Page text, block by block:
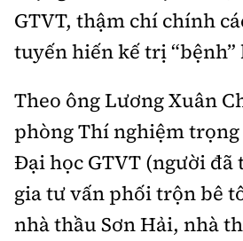
GTVT, thậm chí chính
tuyến hiến kế trị “bệnh”
Theo ông Lương Xuân
phòng Thí nghiệm
Đại học GTVT (người
gia tư vấn phối trộn bê
nhà thầu Sơn Hải, nhà